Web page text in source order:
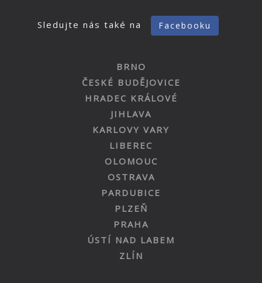
Sledujte nás také na Facebooku
BRNO
ČESKÉ BUDĚJOVICE
HRADEC KRÁLOVÉ
JIHLAVA
KARLOVY VARY
LIBEREC
OLOMOUC
OSTRAVA
PARDUBICE
PLZEŇ
PRAHA
ÚSTÍ NAD LABEM
ZLÍN